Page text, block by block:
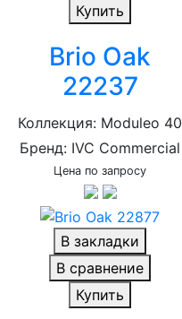
Купить
Brio Oak
22237
Коллекция: Moduleo 40
Бренд: IVC Commercial
Цена по запросу
В закладки
В сравнение
Купить